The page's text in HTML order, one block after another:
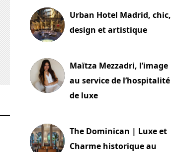
Urban Hotel Madrid, chic,
design et artistique
Maïtza Mezzadri, l’image
au service de l’hospitalité
de luxe
The Dominican | Luxe et
Charme historique au